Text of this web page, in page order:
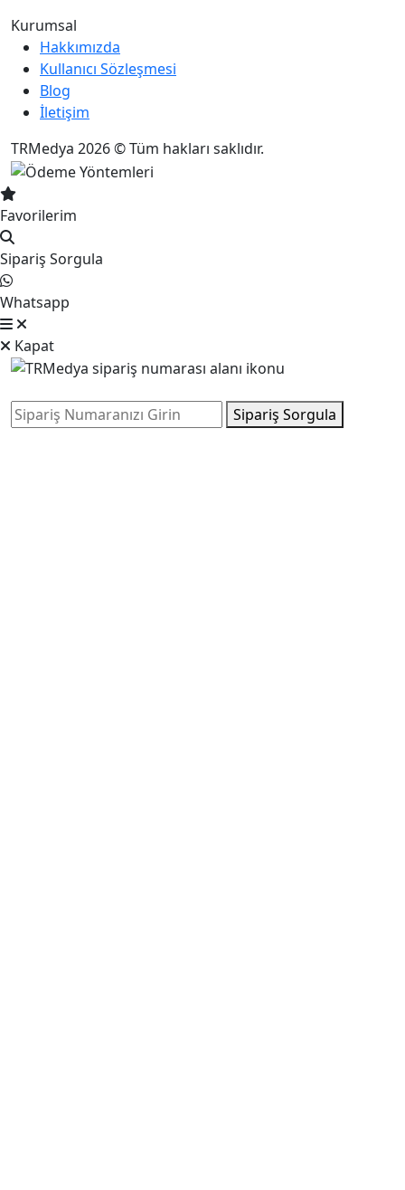
Kurumsal
Hakkımızda
Kullanıcı Sözleşmesi
Blog
İletişim
TRMedya 2026 © Tüm hakları saklıdır.
Favorilerim
Sipariş Sorgula
Whatsapp
Kapat
Sipariş Sorgula